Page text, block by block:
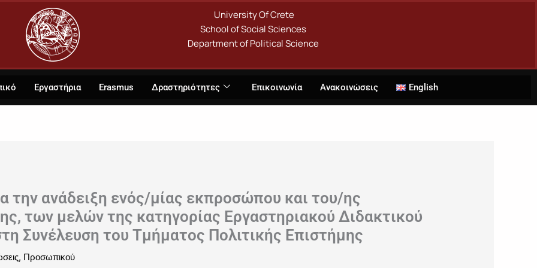
University Of Crete
School of Social Sciences
Department of Political Science
Εργαστήρια Erasmus Δραστηριότητες Επικοινωνία Ανακοινώσεις English
την ανάδειξη ενός/μίας εκπροσώπου και του/ης
των μελών της κατηγορίας Εργαστηριακού Διδακτικού
Συνέλευση του Τμήματος Πολιτικής Επιστήμης
, Προσωπικού